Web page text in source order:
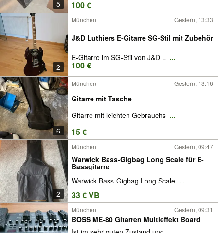
5 100 €
2
München Gestern, 13:33
J&D Luthiers E-Gitarre SG-Stil mit Zubehör
E-Gitarre im SG-Stil von J&D L ...
100 €
6
München Gestern, 13:16
Gitarre mit Tasche
Gitarre mit leichten Gebrauchs ...
15 €
2
München Gestern, 09:47
Warwick Bass-Gigbag Long Scale für E-
Bassgitarre
Warwick Bass-Gigbag Long Scale ...
33 € VB
München Gestern, 09:31
BOSS ME-80 Gitarren Multieffekt Board